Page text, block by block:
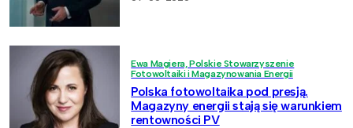
Ewa Magiera, Polskie Stowarzyszenie
Fotowoltaiki i Magazynowania Energii
Polska fotowoltaika pod presją.
Magazyny energii stają się warunkiem
rentowności PV